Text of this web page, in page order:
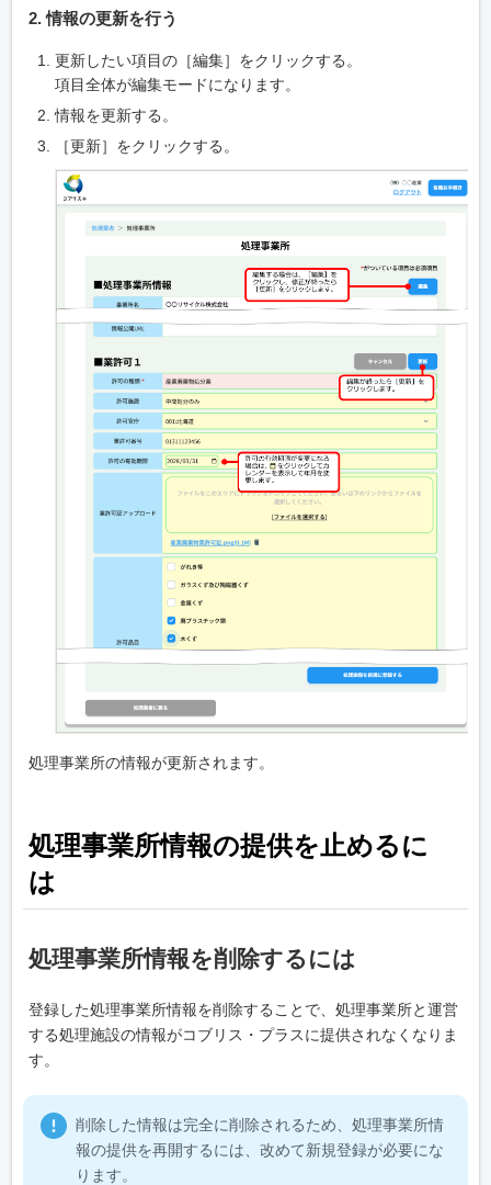
2. 情報の更新を行う
更新したい項目の［編集］をクリックする。
項目全体が編集モードになります。
情報を更新する。
［更新］をクリックする。
処理事業所の情報が更新されます。
処理事業所情報の提供を止めるに
は
処理事業所情報を削除するには
登録した処理事業所情報を削除することで、処理事業所と運営
する処理施設の情報がコブリス・プラスに提供されなくなりま
す。
削除した情報は完全に削除されるため、処理事業所情
報の提供を再開するには、改めて新規登録が必要にな
ります。